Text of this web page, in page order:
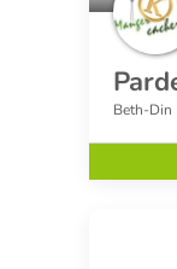
Beth-Din